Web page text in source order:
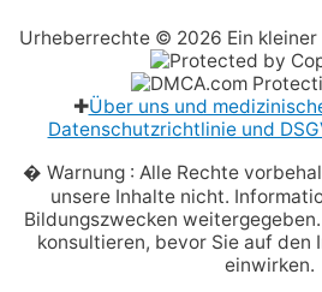
Urheberrechte © 2026 Ein
✚Über uns und
Datenschutzrichtlinie und
� Warnung : Alle Rechte
unsere Inhalte nicht.
Bildungszwecken
konsultieren, bevor Sie auf den
einwirken.